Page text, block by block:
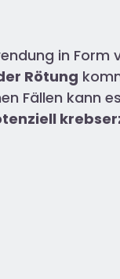
in Form
Rötung
Fällen kann